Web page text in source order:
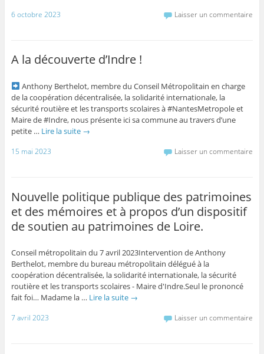
6 octobre 2023 Laisser un commentaire
A la découverte d’Indre !
Anthony Berthelot, membre du Conseil Métropolitain en charge
de la coopération décentralisée, la solidarité internationale, la
sécurité routière et les transports scolaires à #NantesMetropole et
Maire de #Indre, nous présente ici sa commune au travers d’une
petite … Lire la suite →
15 mai 2023 Laisser un commentaire
Nouvelle politique publique des patrimoines
et des mémoires et à propos d’un dispositif
de soutien au patrimoines de Loire.
Conseil métropolitain du 7 avril 2023Intervention de Anthony
Berthelot, membre du bureau métropolitain délégué à la
coopération décentralisée, la solidarité internationale, la sécurité
routière et les transports scolaires - Maire d'Indre.Seul le prononcé
fait foi… Madame la … Lire la suite →
7 avril 2023 Laisser un commentaire